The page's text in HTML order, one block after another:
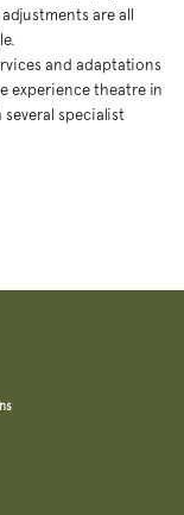
are all
and adaptations
experience theatre in
specialist